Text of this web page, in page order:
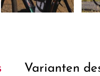
Varianten